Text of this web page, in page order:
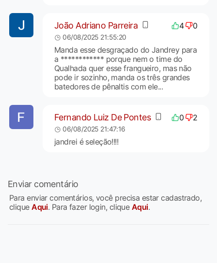
João Adriano Parreira 4 0
06/08/2025 21:55:20
Manda esse desgraçado do Jandrey para
a ************ porque nem o time do
Qualhada quer esse frangueiro, mas não
pode ir sozinho, manda os três grandes
batedores de pênaltis com ele...
Fernando Luiz De Pontes 0 2
06/08/2025 21:47:16
jandrei é seleção!!!!
Enviar comentário
Para enviar comentários, você precisa estar cadastrado,
cliqueAqui. Para fazer login, clique Aqui.